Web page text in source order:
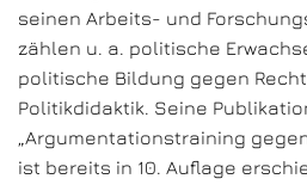
seinen Arbeits- und
zählen u. a. politische
politische Bildung gegen
Politikdidaktik. Seine
„Argumentationstraining
ist bereits in 10. Auflage